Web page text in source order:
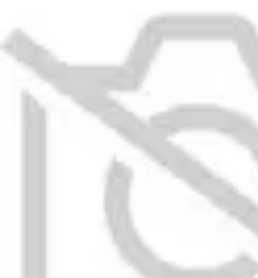
Choix du menuisier
Services de menuiserie
Menusier
Matériaux et Techniques Conseils
Services Menuisier